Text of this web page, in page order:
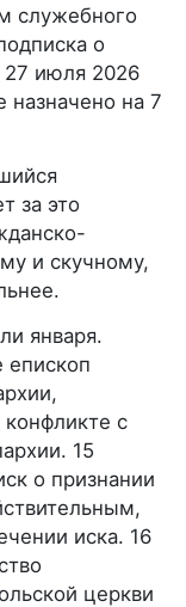
служебного
о
27 июля 2026
назначено на 7
за это
и скучному,
января.
епископ
с
15
о признании
иска. 16
церкви